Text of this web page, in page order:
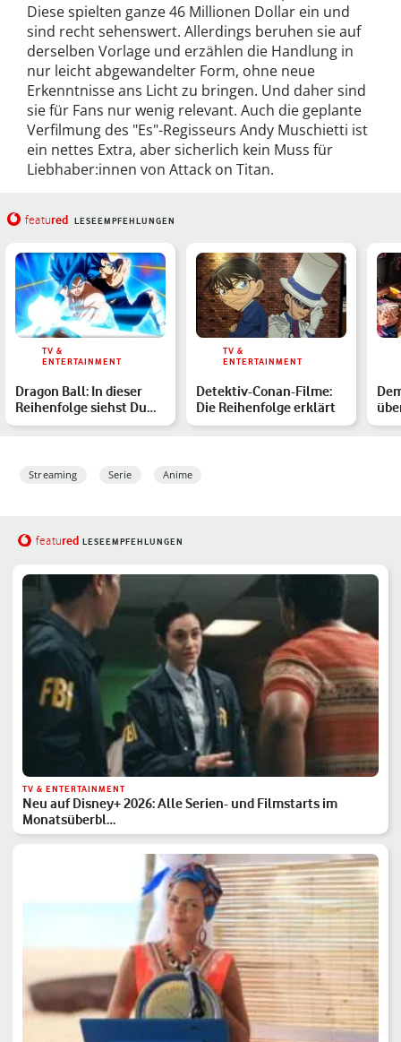
Diese spielten ganze 46 Millionen Dollar ein und
sind recht sehenswert. Allerdings beruhen sie auf
derselben Vorlage und erzählen die Handlung in
nur leicht abgewandelter Form, ohne neue
Erkenntnisse ans Licht zu bringen. Und daher sind
sie für Fans nur wenig relevant. Auch die geplante
Verfilmung des "Es"-Regisseurs Andy Muschietti ist
ein nettes Extra, aber sicherlich kein Muss für
Liebhaber:innen von Attack on Titan.
featured LESEEMPFEHLUNGEN
TV &
ENTERTAINMENT
Dragon Ball: In dieser
Reihenfolge siehst Du
die Serien und Filme…
TV &
ENTERTAINMENT
Detektiv-Conan-Filme:
Die Reihenfolge erklärt
Streaming Serie Anime
featured LESEEMPFEHLUNGEN
TV & ENTERTAINMENT
Neu auf Disney+ 2026: Alle Serien- und Filmstarts im
Monatsüberbl…